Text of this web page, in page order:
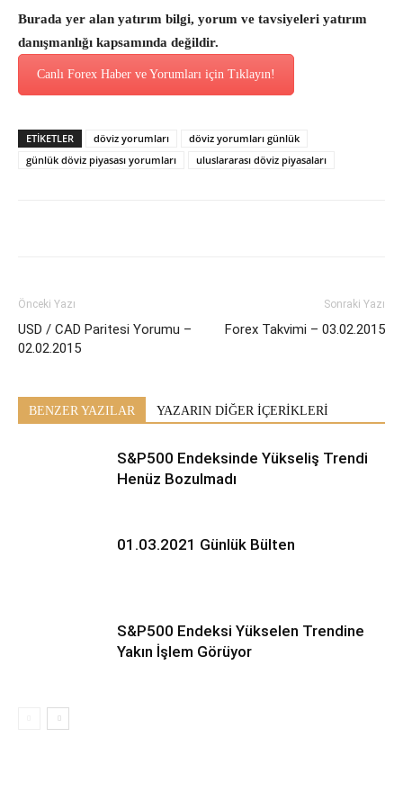
Burada yer alan yatırım bilgi, yorum ve tavsiyeleri yatırım
danışmanlığı kapsamında değildir.
Canlı Forex Haber ve Yorumları için Tıklayın!
ETİKETLER döviz yorumları
döviz yorumları günlük
günlük döviz piyasası yorumları
uluslararası döviz piyasaları
Önceki Yazı
USD / CAD Paritesi Yorumu –
02.02.2015
Sonraki Yazı
Forex Takvimi – 03.02.2015
BENZER YAZILAR YAZARIN DİĞER İÇERİKLERİ
S&P500 Endeksinde Yükseliş Trendi
Henüz Bozulmadı
01.03.2021 Günlük Bülten
S&P500 Endeksi Yükselen Trendine
Yakın İşlem Görüyor